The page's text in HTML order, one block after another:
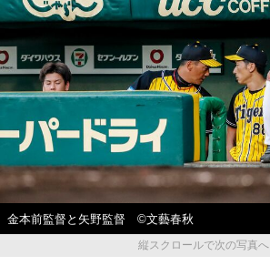
金本前監督と矢野監督 ©文藝春秋
縦スクロールで次の写真へ